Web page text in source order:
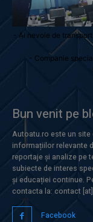
- Ai nevoie de
- Companie
Bun venit pe
Autoatu.ro este un site
informațiilor relevante
reportaje și analize pe
subiecte de interes
și educației continue.
contacta la: contact
Facebook